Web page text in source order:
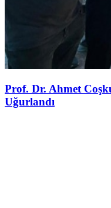
Prof. Dr. Ahmet
Uğurlandı